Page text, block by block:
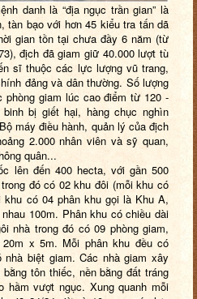
danh là “địa ngục trần gian” là
tàn bạo với hơn 45 kiểu tra tấn dã
gian tồn tại chưa đầy 6 năm (từ
địch đã giam giữ 40.000 lượt tù
sĩ thuộc các lực lượng vũ trang,
đảng và dân thường. Số lượng
phòng giam lúc cao điểm từ 120 -
bị giết hại, hàng chục nghìn
máy điều hành, quản lý của địch
2.000 nhân viên và sỹ quan,
quân...
lên đến 400 hecta, với gần 500
đó có 02 khu đôi (mỗi khu có
có 04 phân khu gọi là Khu A,
100m. Phân khu có chiều dài
nhà trong đó có 09 phòng giam,
x 5m. Mỗi phân khu đều có
biệt giam. Các nhà giam xây
tôn thiếc, nền bằng đất tráng
hầm vượt ngục. Xung quanh mỗi